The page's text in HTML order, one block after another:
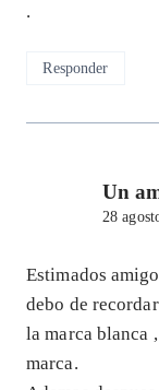
.
Responder
Un
28
Estimados
debo de
la marca blanca
marca.